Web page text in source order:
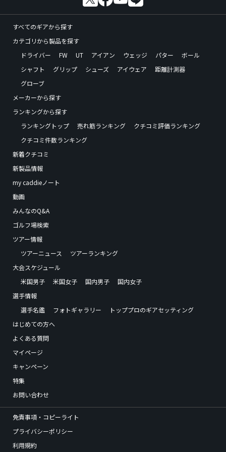
すべてのギアから探す
カテゴリから製品を探す
ドライバー
FW UT アイアン ウェッジ パター
ボール
シャフト
グリップ シューズ アイウェア
距離計測器
グローブ
メーカーから探す
ランキングから探す
ランキングトップ
売れ筋ランキング
クチコミ評価ランキング
クチコミ件数ランキング
新着クチコミ
新製品情報
my caddieノート
動画
みんなのQ&A
ゴルフ場検索
ツアー情報
ツアーニュース
ツアーランキング
大会スケジュール
米国男子
米国女子 国内男子
国内女子
選手情報
選手名鑑
フォトギャラリー
トッププロのギアセッティング
はじめての方へ
よくある質問
マイページ
キャンペーン
特集
お問い合わせ
免責事項・コピーライト
プライバシーポリシー
利用規約